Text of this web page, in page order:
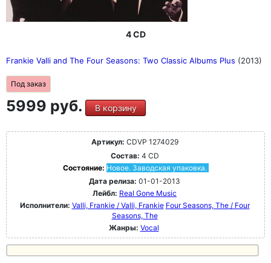
4 CD
Frankie Valli and The Four Seasons: Two Classic Albums Plus (2013)
Под заказ
5999 руб. В корзину
Артикул: CDVP 1274029
Состав: 4 CD
Состояние: Новое. Заводская упаковка.
Дата релиза: 01-01-2013
Лейбл: Real Gone Music
Исполнители: Valli, Frankie / Valli, Frankie Four Seasons, The / Four
Seasons, The
Жанры: Vocal